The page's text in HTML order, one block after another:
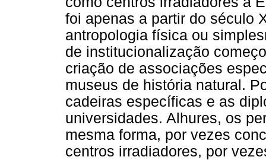
foi apenas a partir do século
antropologia física ou
de institucionalização
criação de associações
museus de história natural.
cadeiras específicas e as
universidades. Alhures, os
mesma forma, por vezes
centros irradiadores, por